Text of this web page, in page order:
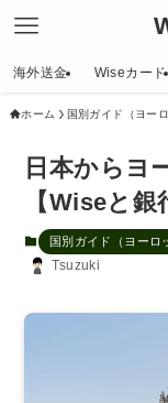
海外送金 Wiseカード
ホーム 国別ガイド（ヨー
日本からヨ
【Wiseと
国別ガイド（ヨーロ
Tsuzuki